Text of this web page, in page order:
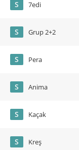
S 7edi
S Grup 2+2
S Pera
S Anima
S Kaçak
S Kreş